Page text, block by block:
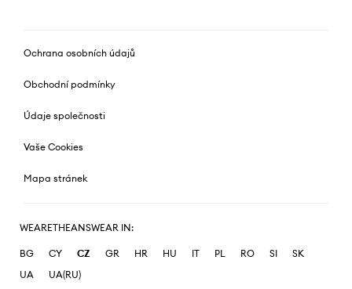
Ochrana osobních údajů
Obchodní podmínky
Údaje společnosti
Vaše Cookies
Mapa stránek
WEARETHEANSWEAR IN:
BG CY CZ GR HR HU IT PL RO SI
SK
UA
UA(RU)